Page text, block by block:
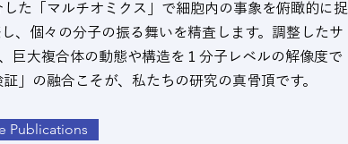
た「マルチオミクス」で細胞内の事象を俯瞰的に捉
、個々の分子の振る舞いを精査します。調整したサ
巨大複合体の動態や構造を１分子レベルの解像度で
」の融合こそが、私たちの研究の真骨頂です。
Publications